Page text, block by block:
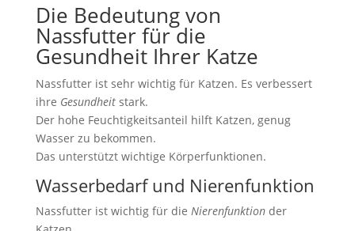
Die Bedeutung von
Nassfutter für die
Gesundheit Ihrer Katze
Nassfutter ist sehr wichtig für Katzen. Es verbessert
ihre Gesundheitstark.
Der hohe Feuchtigkeitsanteil hilft Katzen, genug
Wasser zu bekommen.
Das unterstützt wichtige Körperfunktionen.
Wasserbedarf und Nierenfunktion
Nassfutter ist wichtig für die Nierenfunktionder